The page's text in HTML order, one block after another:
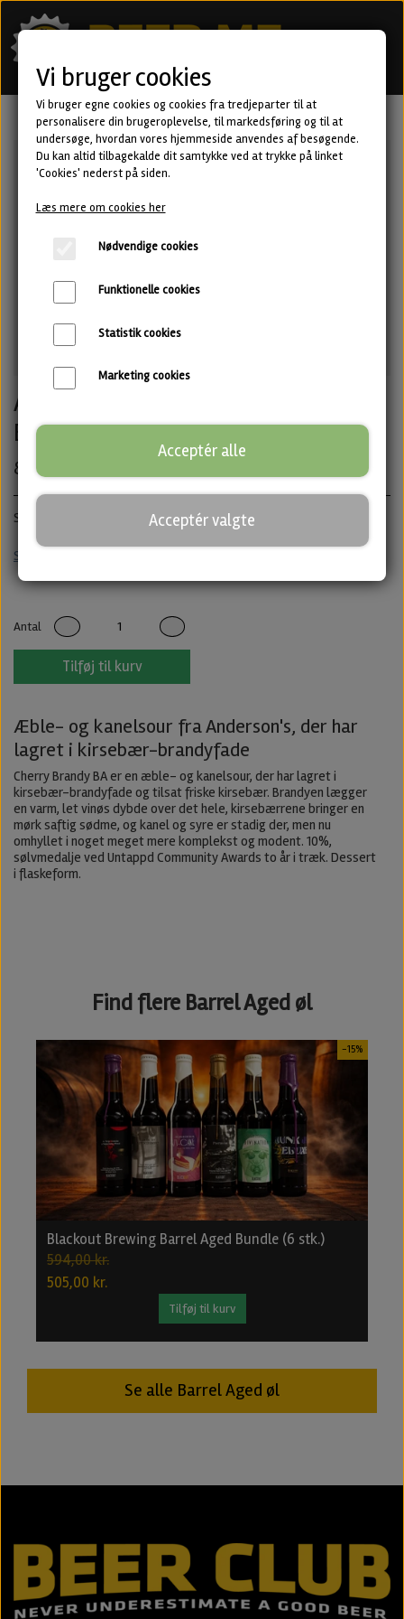
Applehoff Cherry Brandy BA - Sour
BA fra Anderson's
89,00 kr.
Sour BA · ABV: 10% · Flaske: 33 cl.
Sour
Antal
Tilføj til kurv
Æble- og kanelsour fra Anderson's, der har
lagret i kirsebær-brandyfade
Cherry Brandy BA er en æble- og kanelsour, der har lagret i
kirsebær-brandyfade og tilsat friske kirsebær. Brandyen lægger
en varm, let vinøs dybde over det hele, kirsebærrene bringer en
mørk saftig sødme, og kanel og syre er stadig der, men nu
omhyllet i noget meget mere komplekst og modent. 10%,
sølvmedalje ved Untappd Community Awards to år i træk. Dessert
i flaskeform.
Find flere Barrel Aged øl
-15%
Blackout Brewing Barrel Aged Bundle (6 stk.)
594,00 kr.
505,00 kr.
Tilføj til kurv
Se alle Barrel Aged øl
Vi bruger cookies
Vi bruger egne cookies og cookies fra tredjeparter til at
personalisere din brugeroplevelse, til markedsføring og til at
undersøge, hvordan vores hjemmeside anvendes af besøgende.
Du kan altid tilbagekalde dit samtykke ved at trykke på linket
'Cookies' nederst på siden.
Læs mere om cookies her
Nødvendige cookies
Funktionelle cookies
Statistik cookies
Marketing cookies
Acceptér alle
Acceptér valgte